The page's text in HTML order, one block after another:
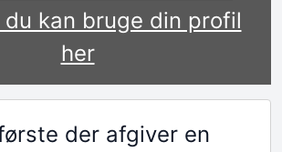
du kan bruge din profil
her
der afgiver en